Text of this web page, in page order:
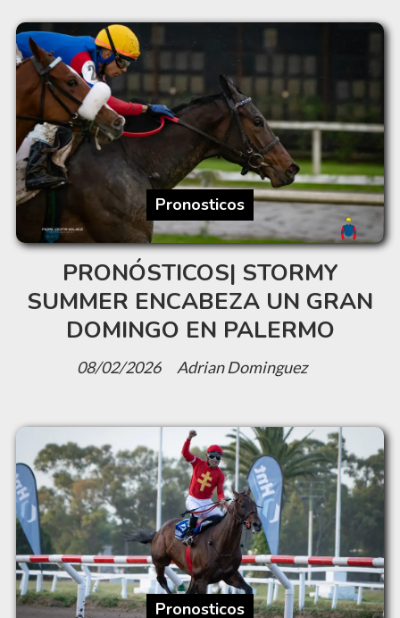
PRONÓSTICOS| STORMY
SUMMER ENCABEZA UN GRAN
DOMINGO EN PALERMO
Adrian Dominguez
Pronosticos
08/02/2026
Pronosticos